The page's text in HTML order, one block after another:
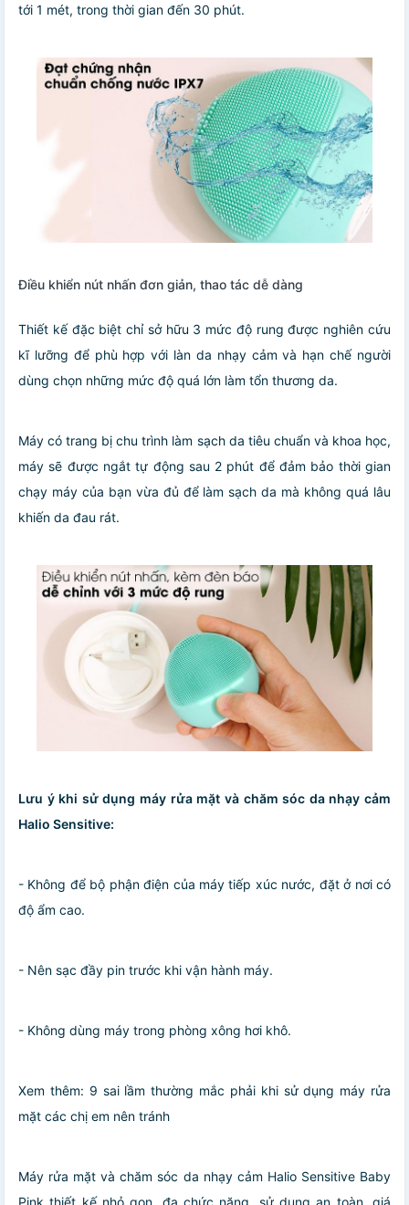
tới 1 mét, trong thời gian đến 30 phút.
Điều khiển nút nhấn đơn giản, thao tác dễ dàng
Thiết kế đặc biệt chỉ sở hữu 3 mức độ rung được nghiên cứu
kĩ lưỡng để phù hợp với làn da nhạy cảm và hạn chế người
dùng chọn những mức độ quá lớn làm tổn thương da.
Máy có trang bị chu trình làm sạch da tiêu chuẩn và khoa học,
máy sẽ được ngắt tự động sau 2 phút để đảm bảo thời gian
chạy máy của bạn vừa đủ để làm sạch da mà không quá lâu
khiến da đau rát.
Lưu ý khi sử dụng máy rửa mặt và chăm sóc da nhạy cảm
Halio Sensitive:
- Không để bộ phận điện của máy tiếp xúc nước, đặt ở nơi có
độ ẩm cao.
- Nên sạc đầy pin trước khi vận hành máy.
- Không dùng máy trong phòng xông hơi khô.
Xem thêm: 9 sai lầm thường mắc phải khi sử dụng máy rửa
mặt các chị em nên tránh
Máy rửa mặt và chăm sóc da nhạy cảm Halio Sensitive Baby